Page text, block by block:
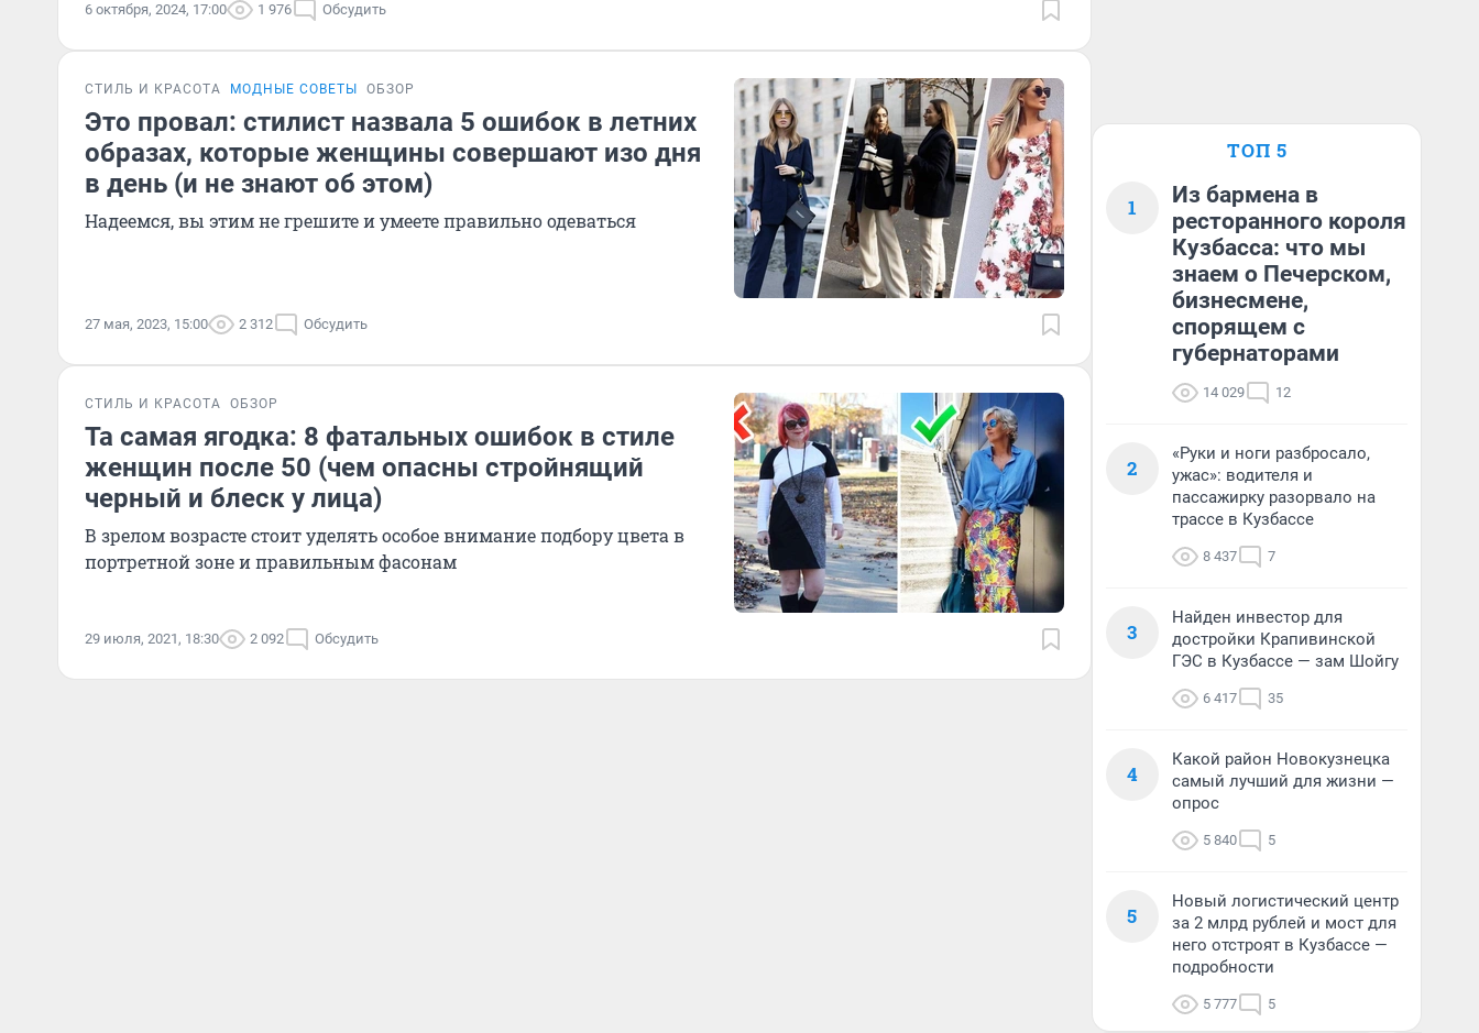
6 октября, 2024, 17:00 1 976 Обсудить
СТИЛЬ И КРАСОТА МОДНЫЕ СОВЕТЫ ОБЗОР
Это провал: стилист назвала 5 ошибок в летних
образах, которые женщины совершают изо дня
в день (и не знают об этом)
Надеемся, вы этим не грешите и умеете правильно одеваться
27 мая, 2023, 15:00 2 312 Обсудить
СТИЛЬ И КРАСОТА ОБЗОР
Та самая ягодка: 8 фатальных ошибок в стиле
женщин после 50 (чем опасны стройнящий
черный и блеск у лица)
В зрелом возрасте стоит уделять особое внимание подбору цвета в
портретной зоне и правильным фасонам
29 июля, 2021, 18:30 2 092 Обсудить
ТОП 5
1
Из бармена в
ресторанного короля
Кузбасса: что мы
знаем о Печерском,
бизнесмене,
спорящем с
губернаторами
14 029 12
2
«Руки и ноги разбросало,
ужас»: водителя и
пассажирку разорвало на
трассе в Кузбассе
8 437 7
3
Найден инвестор для
достройки Крапивинской
ГЭС в Кузбассе — зам Шойгу
6 417 35
4
Какой район Новокузнецка
самый лучший для жизни —
опрос
5 840 5
5
Новый логистический центр
за 2 млрд рублей и мост для
него отстроят в Кузбассе —
подробности
5 777 5